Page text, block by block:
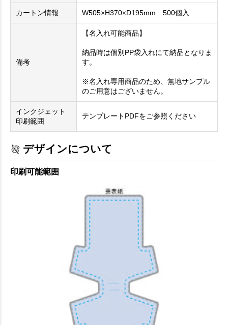
カートン情報 W505×H370×D195mm 500個入
備考
【名入れ可能商品】
納品時は個別PP袋入れにて納品となりま
す。
※名入れ専用商品のため、無地サンプル
のご用意はございません。
インクジェット
印刷範囲
テンプレートPDFをご参照ください
デザインについて
印刷可能範囲